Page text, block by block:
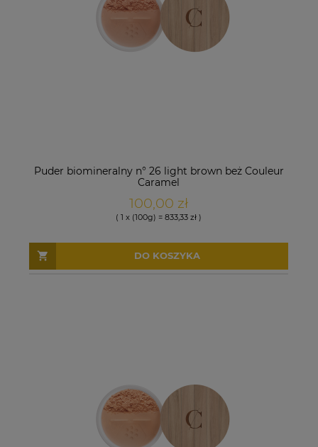
Puder biomineralny n° 26 light brown beż Couleur
Caramel
100,00 zł
( 1 x (100g) = 833,33 zł )
DO KOSZYKA